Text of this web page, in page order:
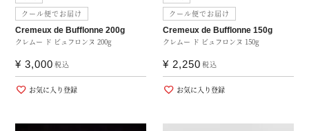
クール便でお届け
クレムー ド ビュフロンヌ 200g
Cremeux de Bufflonne 200g
¥ 3,000 税込
お気に入り登録
クール便でお届け
クレムー ド ビュフロンヌ 150g
Cremeux de Bufflonne 150g
¥ 2,250 税込
お気に入り登録